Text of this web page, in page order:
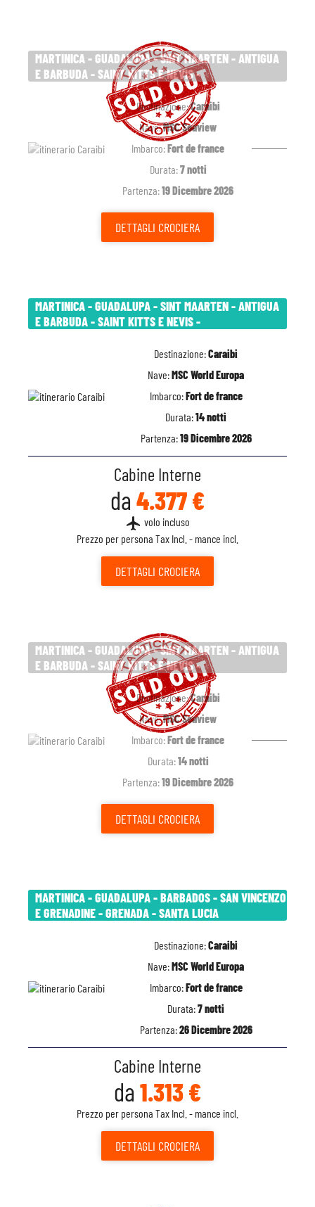
MARTINICA - GUADALUPA - SINT MAARTEN - ANTIGUA
E BARBUDA - SAINT KITTS E NEVIS -
Destinazione:Caraibi
Nave:MSC Seaview
Imbarco:Fort de france
Durata:7 notti
Partenza:19 Dicembre 2026
DETTAGLI CROCIERA
MARTINICA - GUADALUPA - SINT MAARTEN - ANTIGUA
E BARBUDA - SAINT KITTS E NEVIS -
Destinazione:Caraibi
Nave:MSC World Europa
Imbarco:Fort de france
Durata:14 notti
Partenza:19 Dicembre 2026
Cabine Interne
da 4.377 €
flight volo incluso
Prezzo per persona Tax Incl. - mance incl.
DETTAGLI CROCIERA
MARTINICA - GUADALUPA - SINT MAARTEN - ANTIGUA
E BARBUDA - SAINT KITTS E NEVIS -
Destinazione:Caraibi
Nave:MSC Seaview
Imbarco:Fort de france
Durata:14 notti
Partenza:19 Dicembre 2026
DETTAGLI CROCIERA
MARTINICA - GUADALUPA - BARBADOS - SAN VINCENZO
E GRENADINE - GRENADA - SANTA LUCIA
Destinazione:Caraibi
Nave:MSC World Europa
Imbarco:Fort de france
Durata:7 notti
Partenza:26 Dicembre 2026
Cabine Interne
da 1.313 €
Prezzo per persona Tax Incl. - mance incl.
DETTAGLI CROCIERA